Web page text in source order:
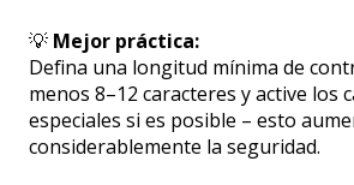
💡 Mejor práctica:
Defina una longitud mínima de
menos 8–12 caracteres y active los
especiales si es posible – esto
considerablemente la seguridad.